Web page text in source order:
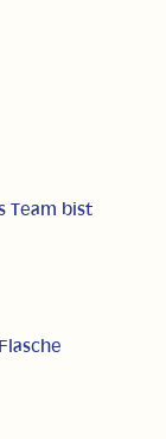
Team bist